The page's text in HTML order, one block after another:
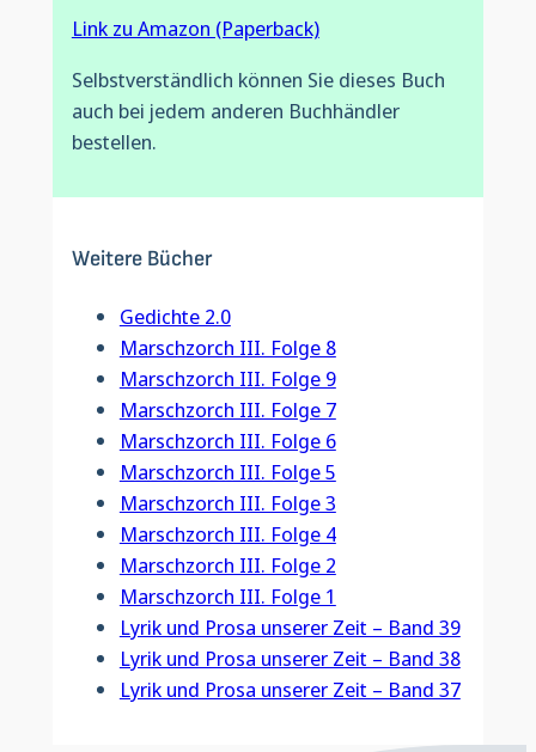
Link zu Amazon (Paperback)
Selbstverständlich können Sie dieses Buch
auch bei jedem anderen Buchhändler
bestellen.
Weitere Bücher
Gedichte 2.0
Marschzorch III. Folge 8
Marschzorch III. Folge 9
Marschzorch III. Folge 7
Marschzorch III. Folge 6
Marschzorch III. Folge 5
Marschzorch III. Folge 3
Marschzorch III. Folge 4
Marschzorch III. Folge 2
Marschzorch III. Folge 1
Lyrik und Prosa unserer Zeit – Band 39
Lyrik und Prosa unserer Zeit – Band 38
Lyrik und Prosa unserer Zeit – Band 37